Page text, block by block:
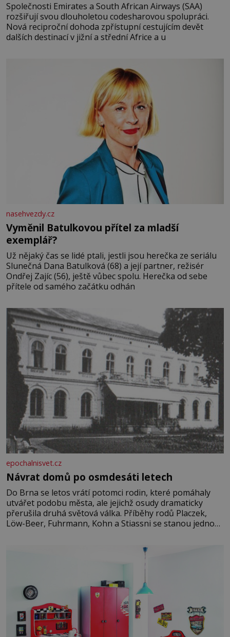
Společnosti Emirates a South African Airways (SAA)
rozšiřují svou dlouholetou codesharovou spolupráci.
Nová reciproční dohoda zpřístupní cestujícím devět
dalších destinací v jižní a střední Africe a u
nasehvezdy.cz
Vyměnil Batulkovou přítel za mladší
exemplář?
Už nějaký čas se lidé ptali, jestli jsou herečka ze seriálu
Slunečná Dana Batulková (68) a její partner, režisér
Ondřej Zajíc (56), ještě vůbec spolu. Herečka od sebe
přítele od samého začátku odhán
epochalnisvet.cz
Návrat domů po osmdesáti letech
Do Brna se letos vrátí potomci rodin, které pomáhaly
utvářet podobu města, ale jejichž osudy dramaticky
přerušila druhá světová válka. Příběhy rodů Placzek,
Löw-Beer, Fuhrmann, Kohn a Stiassni se stanou jednou
jednoduché. Místa, která si člověk pamatuje z rodinných